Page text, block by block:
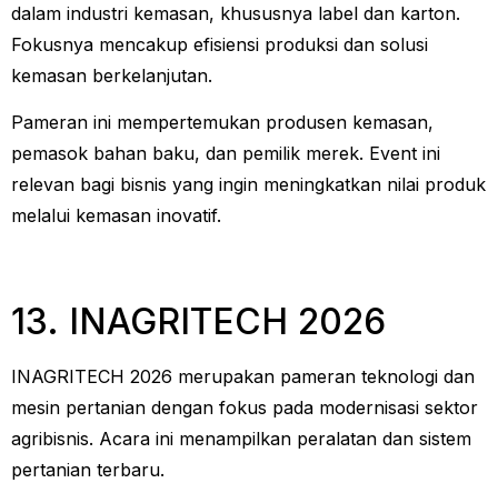
dalam industri kemasan, khususnya label dan karton.
Fokusnya mencakup efisiensi produksi dan solusi
kemasan berkelanjutan.
Pameran ini mempertemukan produsen kemasan,
pemasok bahan baku, dan pemilik merek. Event ini
relevan bagi bisnis yang ingin meningkatkan nilai produk
melalui kemasan inovatif.
13. INAGRITECH 2026
INAGRITECH 2026 merupakan pameran teknologi dan
mesin pertanian dengan fokus pada modernisasi sektor
agribisnis. Acara ini menampilkan peralatan dan sistem
pertanian terbaru.